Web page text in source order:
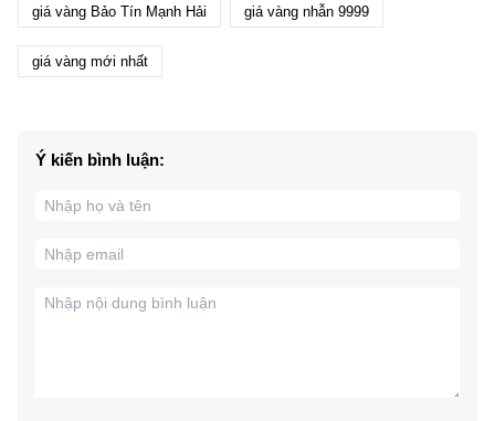
giá vàng Bảo Tín Mạnh Hải giá vàng nhẫn 9999
giá vàng mới nhất
Ý kiến bình luận: